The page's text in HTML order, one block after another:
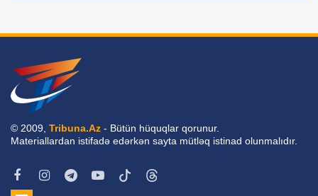
© 2009, Tribuna.Az - Bütün hüquqlar qorunur.
Materiallardan istifadə edərkən sayta mütləq istinad olunmalıdır.